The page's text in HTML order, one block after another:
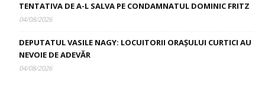
TENTATIVA DE A-L SALVA PE CONDAMNATUL DOMINIC FRITZ
04/08/2026
DEPUTATUL VASILE NAGY: LOCUITORII ORAȘULUI CURTICI AU
NEVOIE DE ADEVĂR
04/08/2026